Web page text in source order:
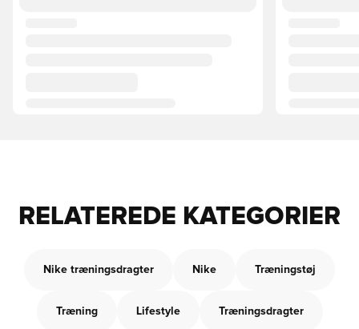
RELATEREDE KATEGORIER
Nike træningsdragter Nike Træningstøj
Træning Lifestyle Træningsdragter